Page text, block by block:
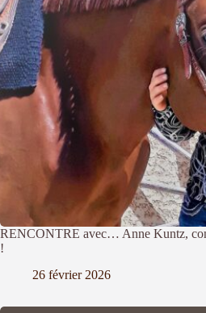
RENCONTRE avec… Anne Kuntz,
!
26 février 2026